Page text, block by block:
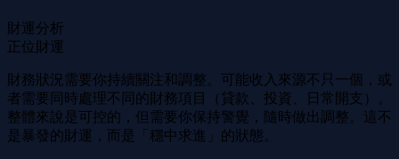
財運分析
正位財運
財務狀況需要你持續關注和調整。可能收入來源不只一個，或
者需要同時處理不同的財務項目（貸款、投資、日常開支）。
整體來說是可控的，但需要你保持警覺，隨時做出調整。這不
是暴發的財運，而是「穩中求進」的狀態。